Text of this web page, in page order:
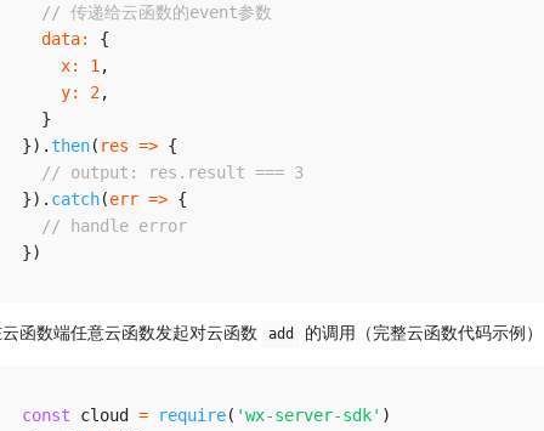
// 传递给云函数的event参数
data:
{
x: 1 ,
y: 2,
}
}) .then( res => {
// output: res.result === 3
}) . catch(err => {
// handle error
})
函数端任意云函数发起对云函数 add 的调用（完整云函数代码示例
const cloud = require( 'wx-server-sdk' )